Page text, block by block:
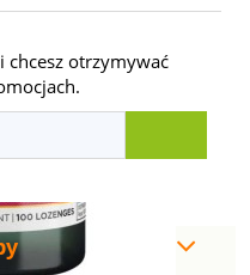
chcesz otrzymywać